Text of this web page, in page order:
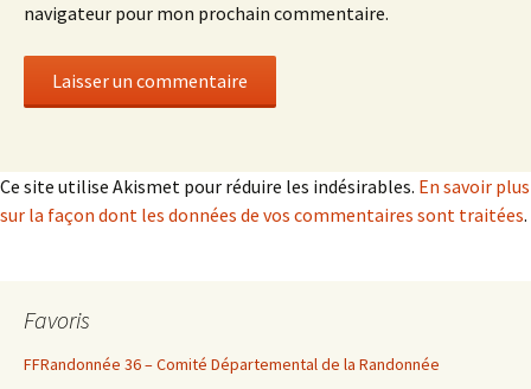
navigateur pour mon prochain commentaire.
Ce site utilise Akismet pour réduire les indésirables. En savoir plus
sur la façon dont les données de vos commentaires sont traitées.
Favoris
FFRandonnée 36 – Comité Départemental de la Randonnée